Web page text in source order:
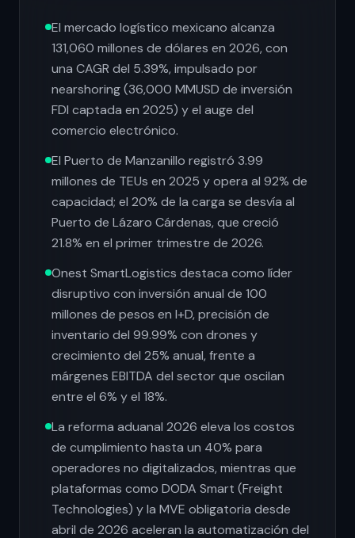
El mercado logístico mexicano alcanza
131,060 millones de dólares en 2026, con
una CAGR del 5.39%, impulsado por
nearshoring (36,000 MMUSD de inversión
FDI captada en 2025) y el auge del
comercio electrónico.
El Puerto de Manzanillo registró 3.99
millones de TEUs en 2025 y opera al 92% de
capacidad; el 20% de la carga se desvía al
Puerto de Lázaro Cárdenas, que creció
21.8% en el primer trimestre de 2026.
Onest SmartLogistics destaca como líder
disruptivo con inversión anual de 100
millones de pesos en I+D, precisión de
inventario del 99.99% con drones y
crecimiento del 25% anual, frente a
márgenes EBITDA del sector que oscilan
entre el 6% y el 18%.
La reforma aduanal 2026 eleva los costos
de cumplimiento hasta un 40% para
operadores no digitalizados, mientras que
plataformas como DODA Smart (Freight
Technologies) y la MVE obligatoria desde
abril de 2026 aceleran la automatización del